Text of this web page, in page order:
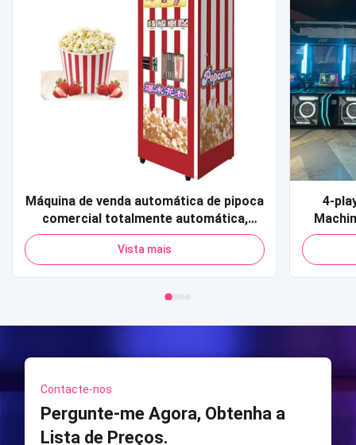
Máquina de venda automática de pipoca
comercial totalmente automática,
cartão de crédito, código qr,
pagamento, máquina de venda
Vista mais
4-
Sports
Contacte-nos
Pergunte-me Agora, Obtenha a
Lista de Preços.